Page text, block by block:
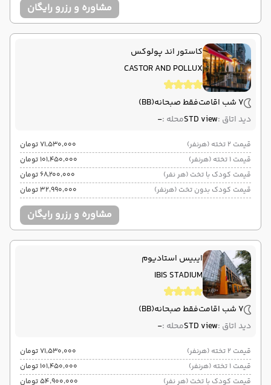
مشاوره و رزرو رایگان
کاستور اند پولوکس
CASTOR AND POLLUX
7 شب اقامت فقط صبحانه(BB)
دید اتاق :STD viewمحله :-
قیمت 2 تخته (هرنفر)
۷۱٬۵۳۰٬۰۰۰ تومان
قیمت 1 تخته (هرنفر)
۱۰۱٬۴۵۰٬۰۰۰ تومان
قیمت کودک با تخت (هر نفر)
۶۸٬۲۰۰٬۰۰۰ تومان
قیمت کودک بدون تخت (هرنفر)
۳۲٬۹۹۰٬۰۰۰ تومان
مشاوره و رزرو رایگان
ایبیس استادیوم
IBIS STADIUM
7 شب اقامت فقط صبحانه(BB)
دید اتاق :STD viewمحله :-
قیمت 2 تخته (هرنفر)
۷۱٬۵۳۰٬۰۰۰ تومان
قیمت 1 تخته (هرنفر)
۱۰۱٬۴۵۰٬۰۰۰ تومان
قیمت کودک با تخت (هر نفر)
۵۴٬۹۰۰٬۰۰۰ تومان